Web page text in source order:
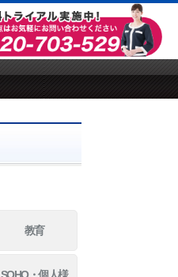
教育
SOHO・個人様